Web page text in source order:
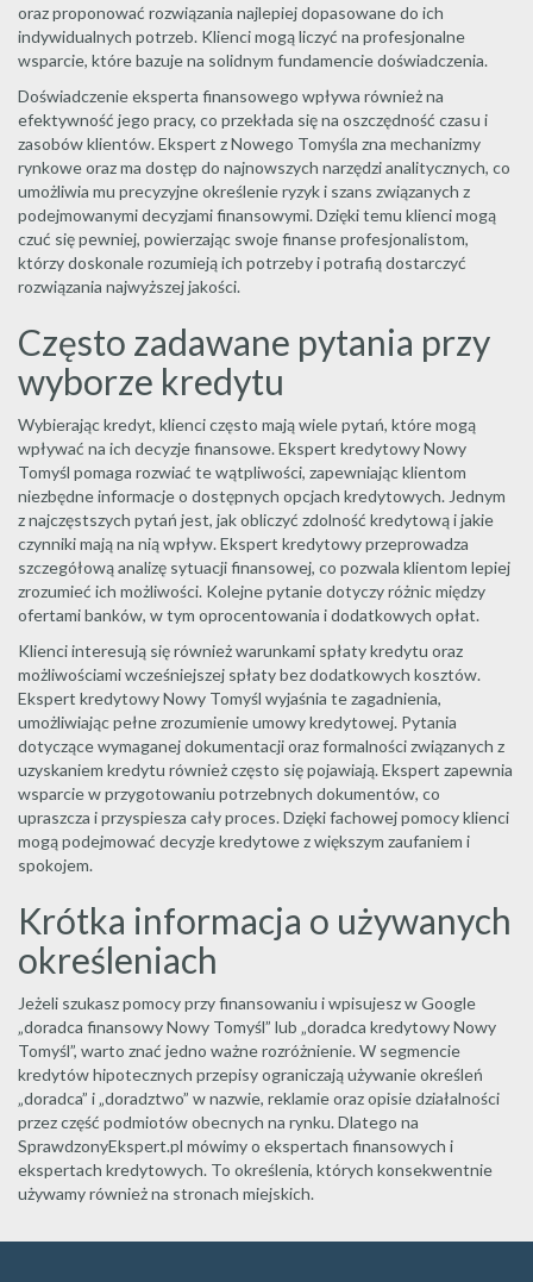
oraz proponować rozwiązania najlepiej dopasowane do ich
indywidualnych potrzeb. Klienci mogą liczyć na profesjonalne
wsparcie, które bazuje na solidnym fundamencie doświadczenia.
Doświadczenie eksperta finansowego wpływa również na
efektywność jego pracy, co przekłada się na oszczędność czasu i
zasobów klientów. Ekspert z Nowego Tomyśla zna mechanizmy
rynkowe oraz ma dostęp do najnowszych narzędzi analitycznych, co
umożliwia mu precyzyjne określenie ryzyk i szans związanych z
podejmowanymi decyzjami finansowymi. Dzięki temu klienci mogą
czuć się pewniej, powierzając swoje finanse profesjonalistom,
którzy doskonale rozumieją ich potrzeby i potrafią dostarczyć
rozwiązania najwyższej jakości.
Często zadawane pytania przy
wyborze kredytu
Wybierając kredyt, klienci często mają wiele pytań, które mogą
wpływać na ich decyzje finansowe. Ekspert kredytowy Nowy
Tomyśl pomaga rozwiać te wątpliwości, zapewniając klientom
niezbędne informacje o dostępnych opcjach kredytowych. Jednym
z najczęstszych pytań jest, jak obliczyć zdolność kredytową i jakie
czynniki mają na nią wpływ. Ekspert kredytowy przeprowadza
szczegółową analizę sytuacji finansowej, co pozwala klientom lepiej
zrozumieć ich możliwości. Kolejne pytanie dotyczy różnic między
ofertami banków, w tym oprocentowania i dodatkowych opłat.
Klienci interesują się również warunkami spłaty kredytu oraz
możliwościami wcześniejszej spłaty bez dodatkowych kosztów.
Ekspert kredytowy Nowy Tomyśl wyjaśnia te zagadnienia,
umożliwiając pełne zrozumienie umowy kredytowej. Pytania
dotyczące wymaganej dokumentacji oraz formalności związanych z
uzyskaniem kredytu również często się pojawiają. Ekspert zapewnia
wsparcie w przygotowaniu potrzebnych dokumentów, co
upraszcza i przyspiesza cały proces. Dzięki fachowej pomocy klienci
mogą podejmować decyzje kredytowe z większym zaufaniem i
spokojem.
Krótka informacja o używanych
określeniach
Jeżeli szukasz pomocy przy finansowaniu i wpisujesz w Google
„doradca finansowy Nowy Tomyśl” lub „doradca kredytowy Nowy
Tomyśl”, warto znać jedno ważne rozróżnienie. W segmencie
kredytów hipotecznych przepisy ograniczają używanie określeń
„doradca” i „doradztwo” w nazwie, reklamie oraz opisie działalności
przez część podmiotów obecnych na rynku. Dlatego na
SprawdzonyEkspert.pl mówimy o ekspertach finansowych i
ekspertach kredytowych. To określenia, których konsekwentnie
używamy również na stronach miejskich.